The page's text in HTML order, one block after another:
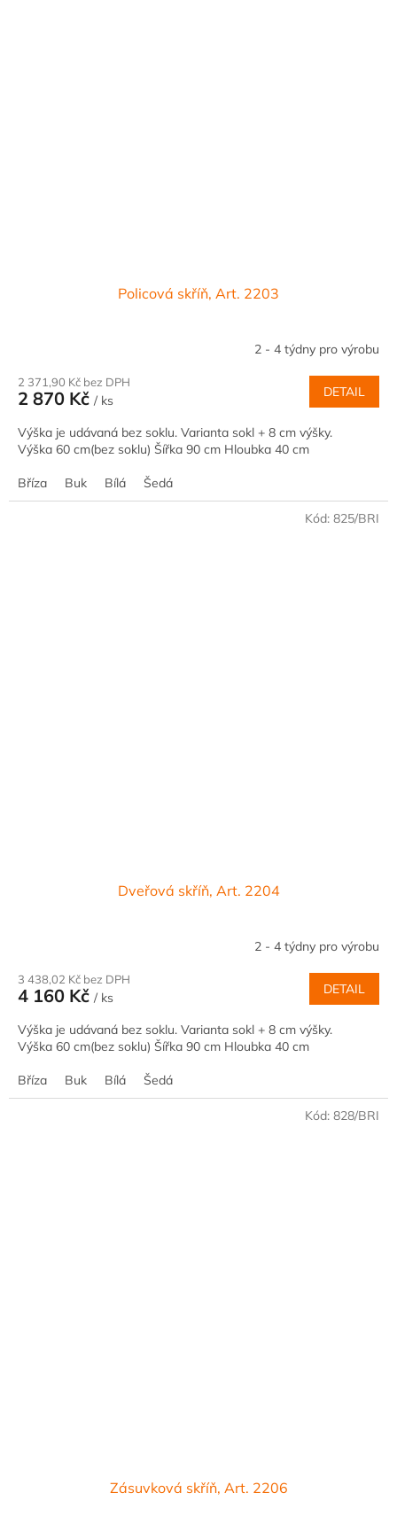
Policová skříň, Art. 2203
2 - 4 týdny pro výrobu
2 371,90 Kč bez DPH
2 870 Kč / ks
DETAIL
Výška je udávaná bez soklu. Varianta sokl + 8 cm výšky.
Výška 60 cm(bez soklu) Šířka 90 cm Hloubka 40 cm
Bříza Buk Bílá Šedá
Dveřová skříň, Art. 2204
2 - 4 týdny pro výrobu
3 438,02 Kč bez DPH
4 160 Kč / ks
DETAIL
Výška je udávaná bez soklu. Varianta sokl + 8 cm výšky.
Výška 60 cm(bez soklu) Šířka 90 cm Hloubka 40 cm
Bříza Buk Bílá Šedá
Kód: 825/BRI
Zásuvková skříň, Art. 2206
Kód: 828/BRI